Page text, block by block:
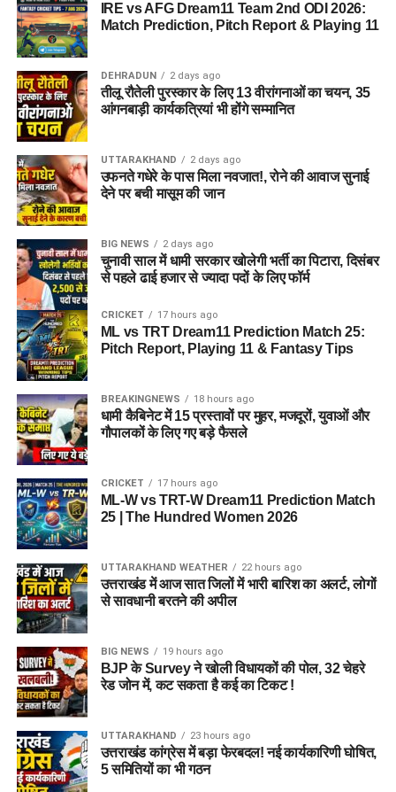
IRE vs AFG Dream11 Team 2nd ODI 2026:
Match Prediction, Pitch Report & Playing 11
DEHRADUN 2 days ago
तीलू रौतेली पुरस्कार के लिए 13 वीरांगनाओं का चयन, 35
आंगनबाड़ी कार्यकत्रियां भी होंगे सम्मानित
UTTARAKHAND 2 days ago
उफनते गधेरे के पास मिला नवजात!, रोने की आवाज सुनाई
देने पर बची मासूम की जान
BIG NEWS 2 days ago
चुनावी साल में धामी सरकार खोलेगी भर्ती का पिटारा, दिसंबर
से पहले ढाई हजार से ज्यादा पदों के लिए फॉर्म
CRICKET 17 hours ago
ML vs TRT Dream11 Prediction Match 25:
Pitch Report, Playing 11 & Fantasy Tips
BREAKINGNEWS 18 hours ago
धामी कैबिनेट में 15 प्रस्तावों पर मुहर, मजदूरों, युवाओं और
गौपालकों के लिए गए बड़े फैसले
CRICKET 17 hours ago
ML-W vs TRT-W Dream11 Prediction Match
25 | The Hundred Women 2026
UTTARAKHAND WEATHER 22 hours ago
उत्तराखंड में आज सात जिलों में भारी बारिश का अलर्ट, लोगों
से सावधानी बरतने की अपील
BIG NEWS 19 hours ago
BJP के Survey ने खोली विधायकों की पोल, 32 चेहरे
रेड जोन में, कट सकता है कई का टिकट !
UTTARAKHAND 23 hours ago
उत्तराखंड कांग्रेस में बड़ा फेरबदल! नई कार्यकारिणी घोषित,
5 समितियों का भी गठन